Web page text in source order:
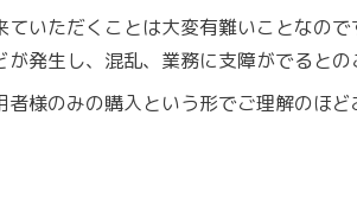
ていただくことは大変有難いことなの
が発生し、混乱、業務に支障がでると
者様のみの購入という形でご理解のほど